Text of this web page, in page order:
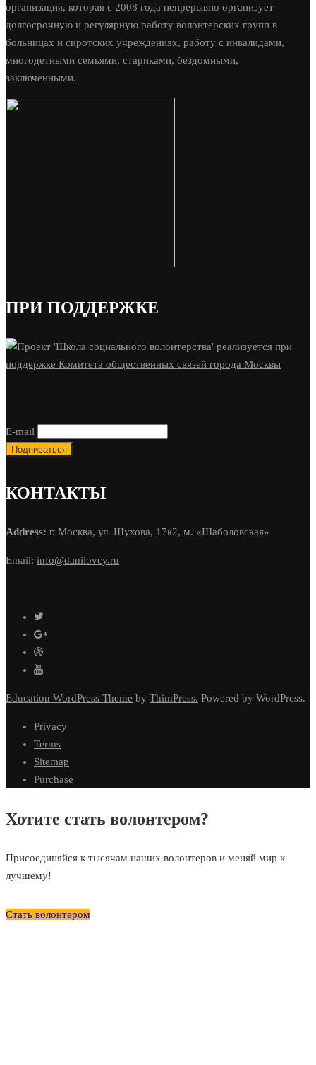
организация, которая с 2008 года непрерывно организует
долгосрочную и регулярную работу волонтерских групп в
больницах и сиротских учреждениях, работу с инвалидами,
многодетными семьями, стариками, бездомными,
заключенными.
ПРИ ПОДДЕРЖКЕ
E-mail
КОНТАКТЫ
Address: г. Москва, ул. Шухова, 17к2, м. «Шаболовская»
Email: info@danilovcy.ru
Education WordPress Theme by ThimPress. Powered by WordPress.
Privacy
Terms
Sitemap
Purchase
Хотите стать волонтером?
Присоединяйся к тысячам наших волонтеров и меняй мир к
лучшему!
Стать волонтером